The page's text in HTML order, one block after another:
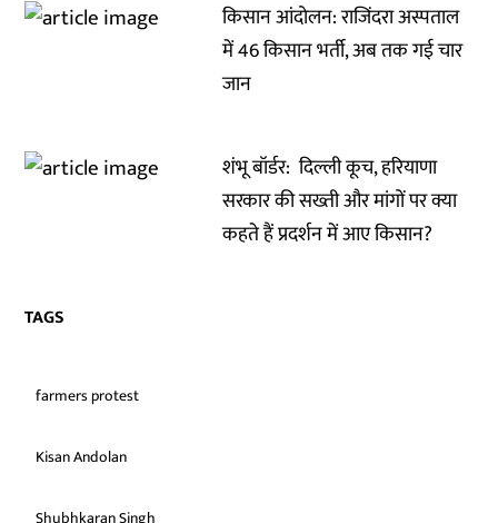
किसान आंदोलन: राजिंदरा अस्पताल
में 46 किसान भर्ती, अब तक गई चार
जान
शंभू बॉर्डर: दिल्ली कूच, हरियाणा
सरकार की सख्ती और मांगों पर क्या
कहते हैं प्रदर्शन में आए किसान?
TAGS
farmers protest
Kisan Andolan